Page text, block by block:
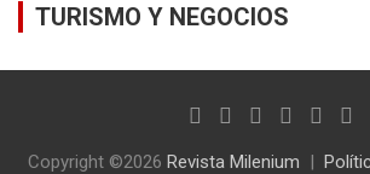
TURISMO Y NEGOCIOS
Copyright ©2026 Revista Milenium